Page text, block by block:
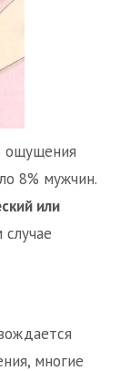
ощущения
8% мужчин.
или
многие